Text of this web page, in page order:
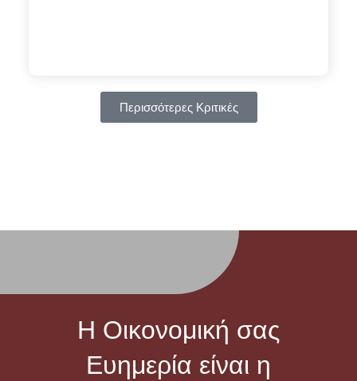
Περισσότερες Κριτικές
Η Οικονομική σας
Ευημερία είναι η